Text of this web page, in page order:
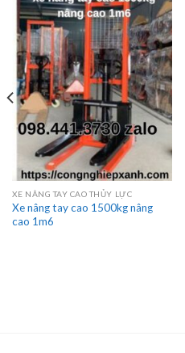
XE NÂNG TAY CAO THỦY LỰC
Xe nâng tay cao 1500kg nâng
cao 1m6